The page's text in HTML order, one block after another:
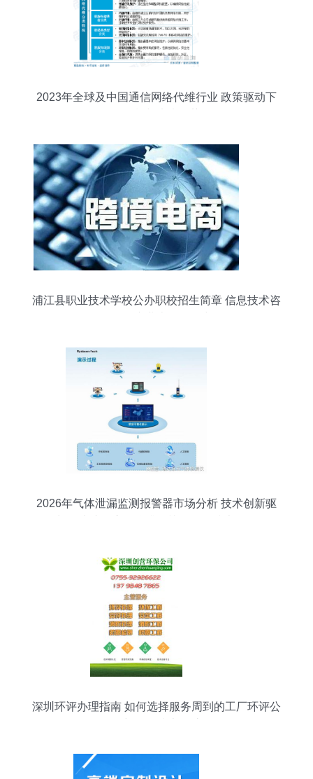
2023年全球及中国通信网络代维行业 政策驱动下
浦江县职业技术学校公办职校招生简章 信息技术咨
2026年气体泄漏监测报警器市场分析 技术创新驱
深圳环评办理指南 如何选择服务周到的工厂环评公